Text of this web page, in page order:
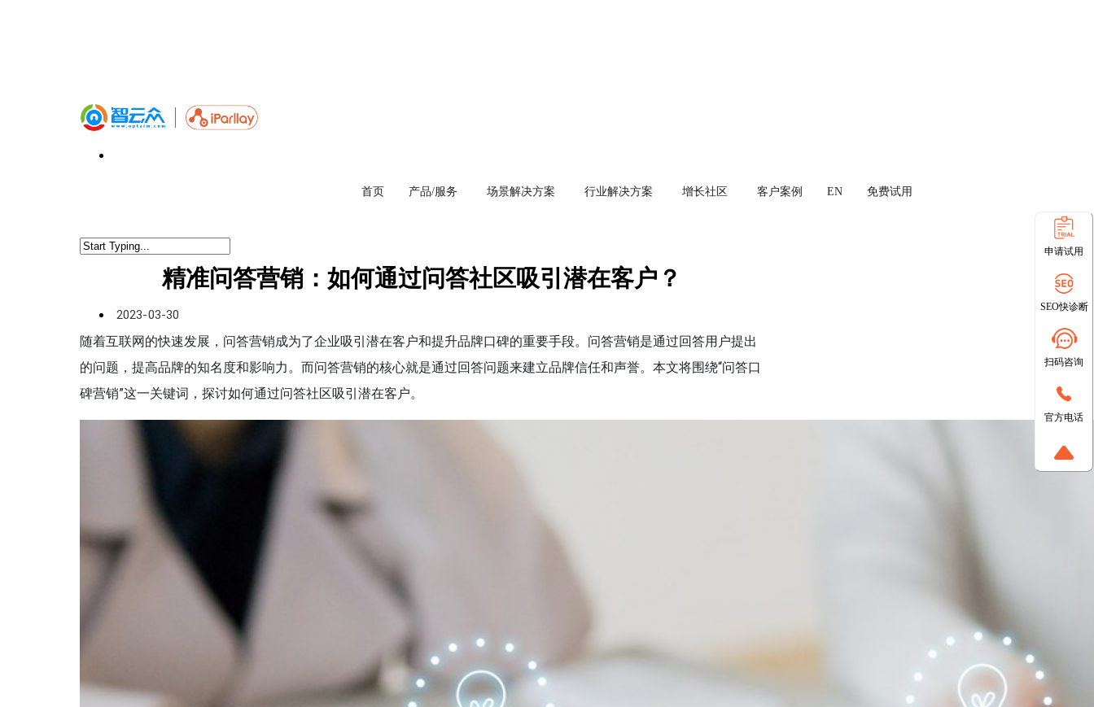
首页 产品/服务 场景解决方案 行业解决方案 增长社区 客户案例 EN 免费试用
精准问答营销：如何通过问答社区吸引潜在客户？
2023-03-30
随着互联网的快速发展，问答营销成为了企业吸引潜在客户和提升品牌口碑的重要手段。问答营销是通过回答用户提出
的问题，提高品牌的知名度和影响力。而问答营销的核心就是通过回答问题来建立品牌信任和声誉。本文将围绕“问答口
碑营销”这一关键词，探讨如何通过问答社区吸引潜在客户。
申请试用
SEO快诊断
扫码咨询
官方电话